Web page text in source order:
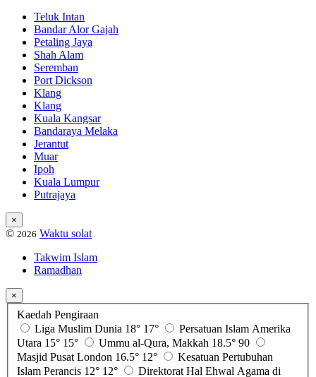
Teluk Intan
Bandar Alor Gajah
Petaling Jaya
Shah Alam
Seremban
Port Dickson
Klang
Klang
Kuala Kangsar
Bandaraya Melaka
Jerantut
Muar
Ipoh
Kuala Lumpur
Putrajaya
×
© 2026 Waktu solat
Takwim Islam
Ramadhan
×
Kaedah Pengiraan
Liga Muslim Dunia 18° 17°
Persatuan Islam Amerika
Utara 15° 15° Ummu al-Qura, Makkah 18.5° 90
Masjid Pusat London 16.5° 12°
Kesatuan Pertubuhan
Islam Perancis 12° 12° Direktorat Hal Ehwal Agama di